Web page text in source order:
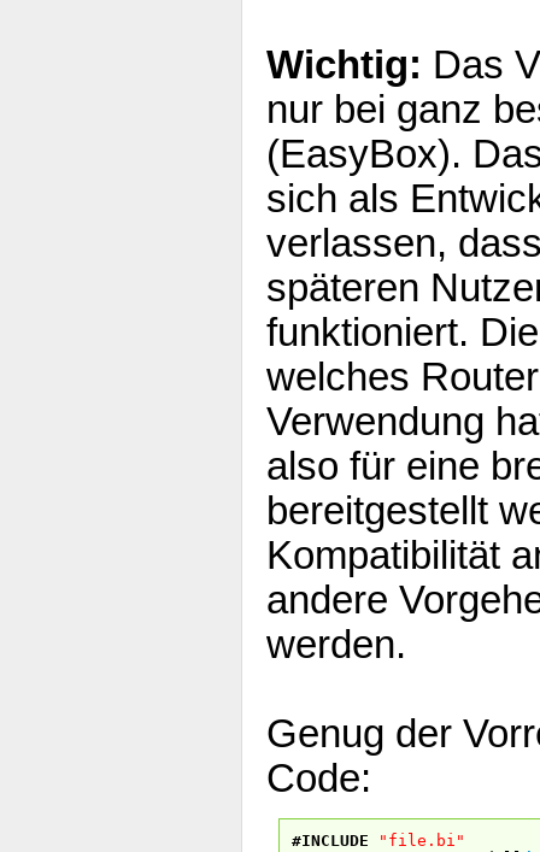
Wichtig: Das
nur bei ganz
(EasyBox).
sich als
verlassen,
späteren
funktioniert.
welches
Verwendung
also für eine
bereitgestellt
Kompatibilität
andere
werden.
Genug der
Code:
#INCLUDE
"file.bi"